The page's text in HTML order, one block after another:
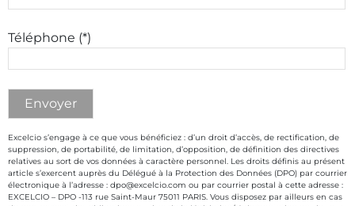
Téléphone (*)
Excelcio s’engage à ce que vous bénéficiez : d’un droit d’accès, de rectification, de
suppression, de portabilité, de limitation, d’opposition, de définition des directives
relatives au sort de vos données à caractère personnel. Les droits définis au présent
article s’exercent auprès du Délégué à la Protection des Données (DPO) par courrier
électronique à l’adresse : dpo@excelcio.com ou par courrier postal à cette adresse :
EXCELCIO – DPO -113 rue Saint-Maur 75011 PARIS. Vous disposez par ailleurs en cas